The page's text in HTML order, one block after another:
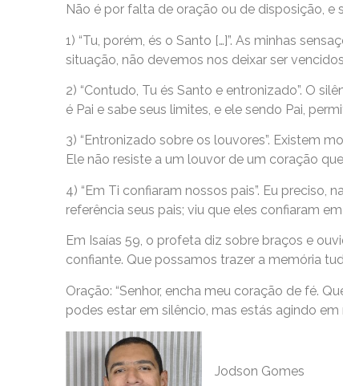
Não é por falta de oração ou de disposição,
1) “Tu, porém, és o Santo […]”. As minhas
situação, não devemos nos deixar ser
2) “Contudo, Tu és Santo e entronizado”. O
é Pai e sabe seus limites, e ele sendo Pai,
3) “Entronizado sobre os louvores”. Existem
Ele não resiste a um louvor de um coração
4) “Em Ti confiaram nossos pais”. Eu
referência seus pais; viu que eles confiaram
Em Isaías 59, o profeta diz sobre braços e
confiante. Que possamos trazer a memória
Oração: “Senhor, encha meu coração de fé.
podes estar em silêncio, mas estás agindo
Jodson Gomes